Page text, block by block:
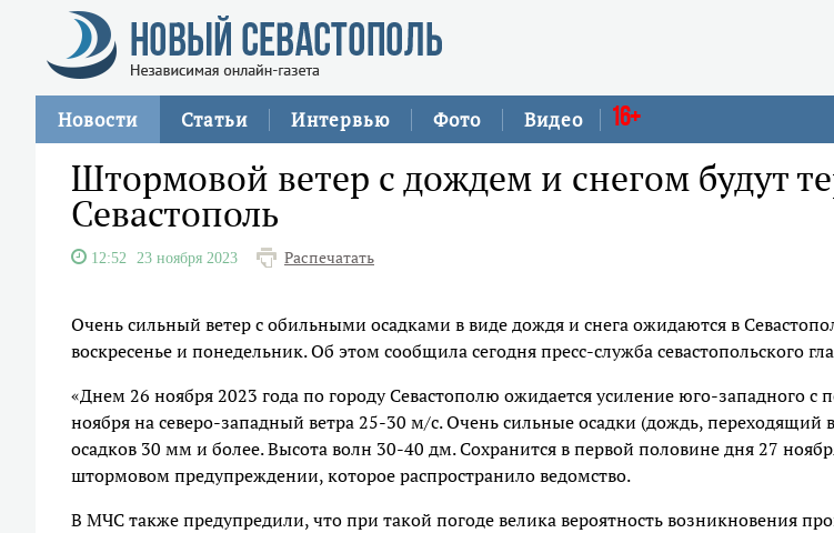
Новости Статьи Интервью Фото Видео 16+
Штормовой ветер с дождем и снегом будут
Севастополь
12:52 23 ноября 2023 Распечатать
Очень сильный ветер с обильными осадками в виде дождя и снега ожидаются в
воскресенье и понедельник. Об этом сообщила сегодня пресс-служба севастопольского
«Днем 26 ноября 2023 года по городу Севастополю ожидается усиление юго-западного с
ноября на северо-западный ветра 25-30 м/с. Очень сильные осадки (дождь, переходящий
осадков 30 мм и более. Высота волн 30-40 дм. Сохранится в первой половине дня 27
штормовом предупреждении, которое распространило ведомство.
В МЧС также предупредили, что при такой погоде велика вероятность возникновения